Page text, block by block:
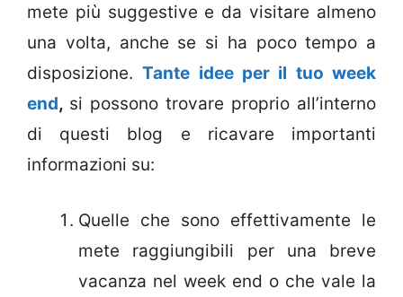
mete più suggestive e da visitare almeno
una volta, anche se si ha poco tempo a
disposizione.Tante idee per il tuo week
end, si possono trovare proprio all’interno
di questi blog e ricavare importanti
informazioni su:
Quelle che sono effettivamente le
mete raggiungibili per una breve
vacanza nel week end o che vale la